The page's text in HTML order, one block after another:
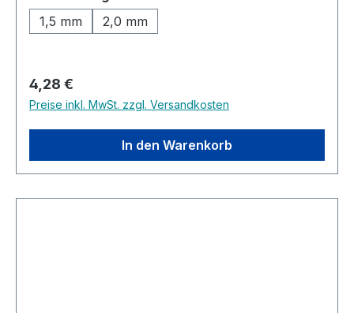
1,5 mm
2,0 mm
Regulärer Preis:
4,28 €
Preise inkl. MwSt. zzgl. Versandkosten
In den Warenkorb